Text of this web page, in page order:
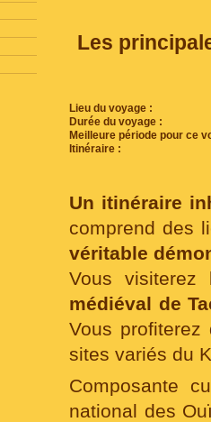
Les
Lieu du voyage :
Durée du voyage :
Meilleure période pour ce
Itinéraire :
Un itinéraire
comprend des
véritable
Vous
médiéval de
Vous profiterez
sites variés du
Composante
national des